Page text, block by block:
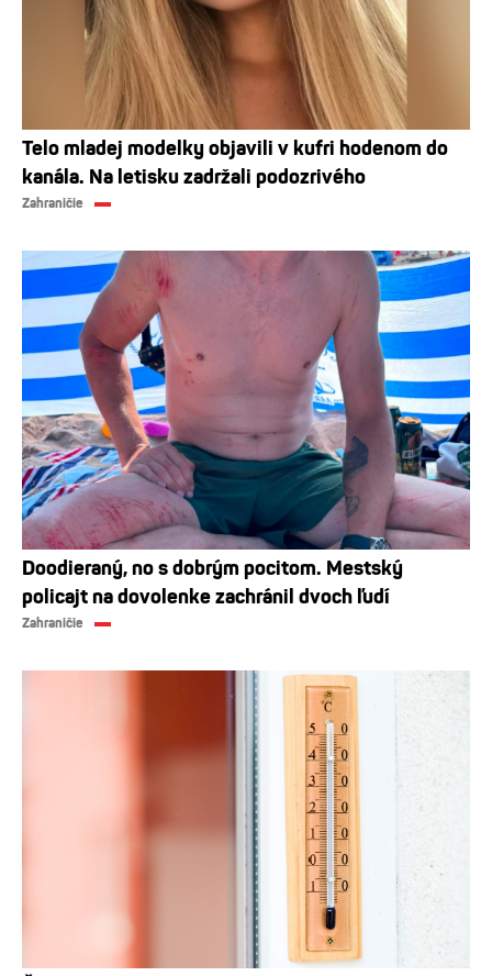
Telo mladej modelky objavili v kufri hodenom do
kanála. Na letisku zadržali podozrivého
Zahraničie
Doodieraný, no s dobrým pocitom. Mestský
policajt na dovolenke zachránil dvoch ľudí
Zahraničie